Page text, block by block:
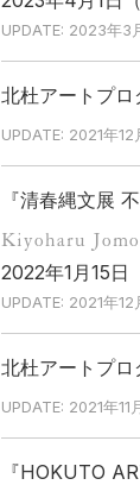
UPDATE: 2023年
北杜アートプロ
UPDATE: 2021年
『清春縄文展
Kiyoharu
2022年1月15
UPDATE: 2021年
北杜アートプロ
UPDATE: 2021年
『HOKUTO